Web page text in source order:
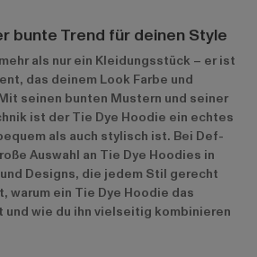
bunte Trend für deinen Style
als nur ein Kleidungsstück – er ist
das deinem Look Farbe und
seinen bunten Mustern und seiner
ist der Tie Dye Hoodie ein echtes
als auch stylisch ist. Bei Def-
Auswahl an Tie Dye Hoodies in
Designs, die jedem Stil gerecht
warum ein Tie Dye Hoodie das
wie du ihn vielseitig kombinieren